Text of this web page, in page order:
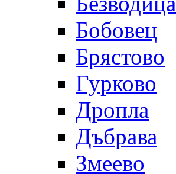
Бобовец
Брястово
Гурково
Дропла
Дъбрава
Змеево